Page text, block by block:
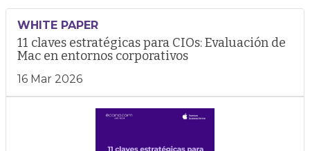
WHITE PAPER
11 claves estratégicas para CIOs: Evaluación de
Mac en entornos corporativos
16 Mar 2026